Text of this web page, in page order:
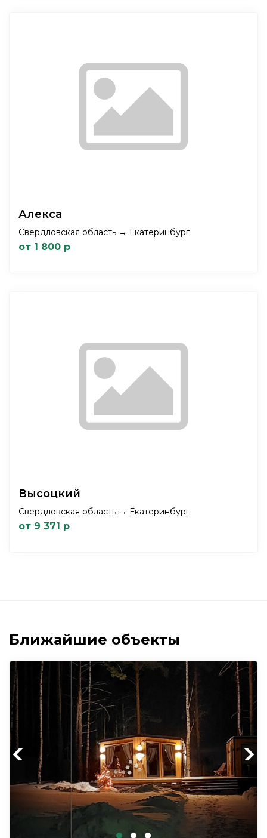
Алекса
Свердловская область → Екатеринбург
от 1 800 р
Высоцкий
Свердловская область → Екатеринбург
от 9 371 р
Ближайшие объекты
Previous Next